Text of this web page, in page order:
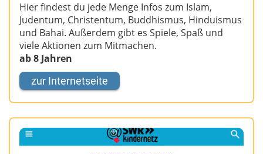
Hier findest du jede Menge Infos zum Islam,
Judentum, Christentum, Buddhismus, Hinduismus
und Bahai. Außerdem gibt es Spiele, Spaß und
viele Aktionen zum Mitmachen.
ab 8 Jahren
zur Internetseite